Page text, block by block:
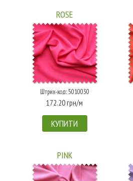
ROSE
Штрих-код: 5010030
172.20 грн/м
КУПИТИ
PINK